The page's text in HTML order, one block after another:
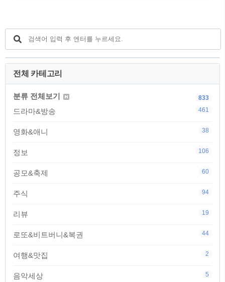
전체 카테고리
분류 전체보기 833
드라마&방송 461
영화&애니 38
정보 106
공모&축제 60
주식 94
리뷰 19
로또&비트버니&복권 44
여행&맛집 2
음악세상 5